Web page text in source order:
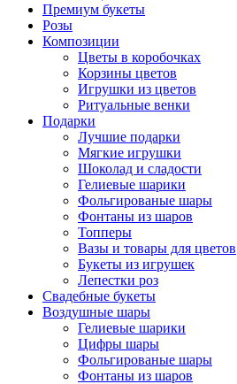
Премиум букеты
Розы
Композиции
Цветы в коробочках
Корзины цветов
Игрушки из цветов
Ритуальные венки
Подарки
Лучшие подарки
Мягкие игрушки
Шоколад и сладости
Гелиевые шарики
Фольгированые шары
Фонтаны из шаров
Топперы
Вазы и товары для цветов
Букеты из игрушек
Лепестки роз
Свадебные букеты
Воздушные шары
Гелиевые шарики
Цифры шары
Фольгированые шары
Фонтаны из шаров